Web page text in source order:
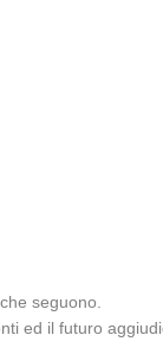
seguono.
ed il futuro